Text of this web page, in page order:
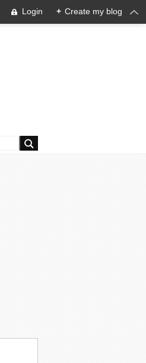
Login + Create my blog